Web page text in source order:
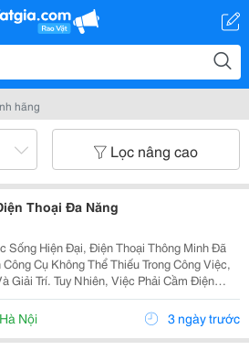
hãng
Lọc nâng cao
Thoại Đa Năng
Sống Hiện Đại, Điện Thoại Thông Minh Đã
Cụ Không Thể Thiếu Trong Công Việc,
Giải Trí. Tuy Nhiên, Việc Phải Cầm Điện
Thời Gian Dài Dễ Gây Mỏi Tay, Đau Cổ Và
Quả Sử Dụng. Đó Là Lý Do Giá Đỡ...
Hà Nội 3 ngày trước